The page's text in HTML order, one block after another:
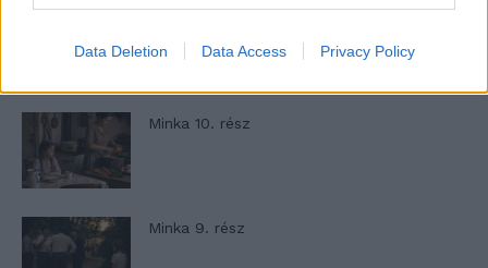
Data Deletion Data Access Privacy Policy
Minka 10. rész
Minka 9. rész